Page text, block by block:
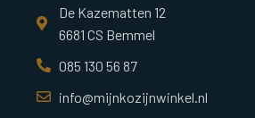
De Kazematten 12
6681 CS Bemmel
085 130 56 87
info@mijnkozijnwinkel.nl